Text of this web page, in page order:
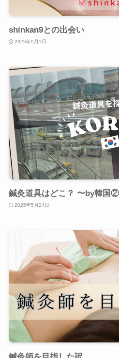
shinkan9との出会い
2025年9月1日
鍼灸道具はどこ？ 〜by韓国②
2025年5月24日